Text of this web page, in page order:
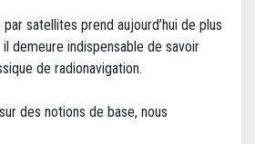
satellites prend aujourd’hui de plus
il demeure indispensable de savoir
de radionavigation.
des notions de base, nous